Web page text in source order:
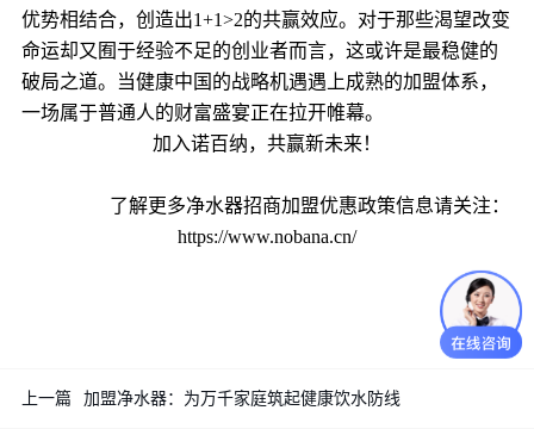
优势相结合，创造出1+1>2的共赢效应。对于那些渴望改变
命运却又囿于经验不足的创业者而言，这或许是最稳健的
破局之道。当健康中国的战略机遇遇上成熟的加盟体系，
一场属于普通人的财富盛宴正在拉开帷幕。
加入诺百纳，共赢新未来！
了解更多净水器招商加盟优惠政策信息请关注：
https://www.nobana.cn/
上一篇 加盟净水器：为万千家庭筑起健康饮水防线